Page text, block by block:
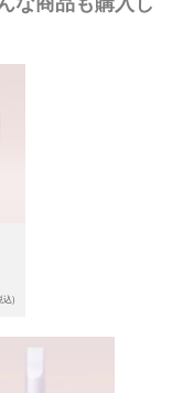
込)